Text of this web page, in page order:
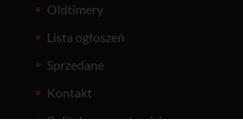
Oldtimery
Lista ogłoszeń
Sprzedane
Kontakt